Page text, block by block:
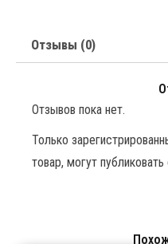
Отзывы (0)
Отзывов пока нет.
Только
товар, могут